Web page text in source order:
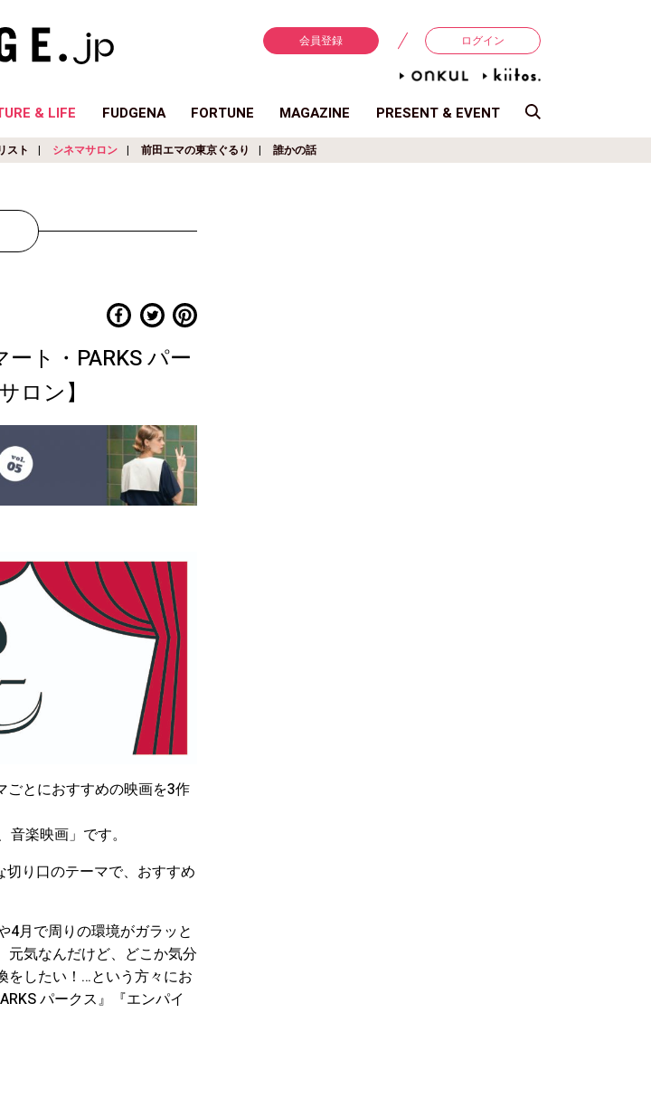
会員登録 ログイン
& LIFE FUDGENA FORTUNE MAGAZINE PRESENT & EVENT
スト シネマサロン 前田エマの東京ぐるり 誰かの話
ト・PARKS パー
ロン】
ごとにおすすめの映画を3作
楽映画」です。
り口のテーマで、おすすめ
4月で周りの環境がガラッと
元気なんだけど、どこか気分
をしたい！…という方々にお
パークス』『エンパイ